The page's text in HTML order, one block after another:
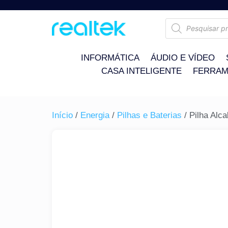
INFORMÁTICA ÁUDIO E VÍDEO
CASA INTELIGENTE
Início / Energia/ Pilhas e Baterias / Pilha